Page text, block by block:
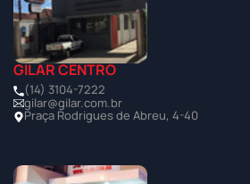
GILAR CENTRO
(14) 3104-7222
gilar@gilar.com.br
Praça Rodrigues de Abreu, 4-40